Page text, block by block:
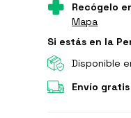
Recógelo
Mapa
Si estás en la
Disponible
Envío gratis